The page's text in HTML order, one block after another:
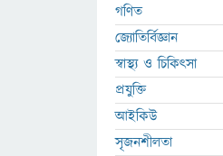
গণিত
জ্যোতির্বিজ্ঞান
স্বাস্থ্য ও চিকিৎসা
প্রযুক্তি
আইকিউ
সৃজনশীলতা